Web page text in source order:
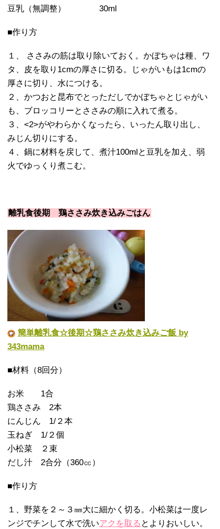
豆乳（無調整） 30ml
■作り方
１、 ささみの筋は取り除いておく。かぼちゃは種、ワ
タ、皮を取り1cmの厚さに切る。じゃがいもは1cmの
厚さに切り、水につける。
２、かつおと昆布でとっただしでかぼちゃとじゃがい
も、ブロッコリーとささみの順に入れて煮る。
３、<2>がやわらかくなったら、いったん取り出し、
みじん切りにする。
４、鍋に材料を戻して、煮汁100mlと豆乳を加え、弱
火でゆっくり煮こむ。
離乳食後期 鶏ささみ炊き込みごはん
簡単離乳食☆後期☆鶏ささみ炊き込みご飯 by
343mama
■材料（8回分）
お米 1合
鶏ささみ 2本
にんじん 1/２本
玉ねぎ 1/２個
小松菜 ２束
だし汁 2合分（360㏄）
■作り方
１、野菜を２～３㎜大に細かく切る。小松菜は一度レ
ンジでチンして水で洗いアクを取る とよりおいしい。